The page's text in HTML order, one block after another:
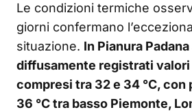
Le condizioni termiche
giorni confermano
situazione. In Pianura
diffusamente registrati valori
compresi tra 32 e 34 °C, con
36 °C tra basso Piemonte,